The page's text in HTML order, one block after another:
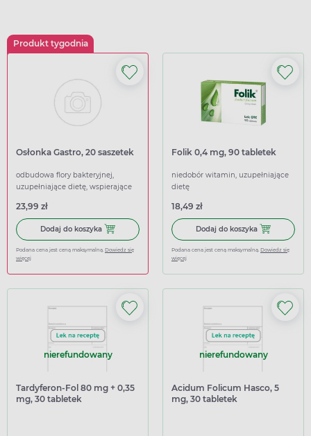
Produkt tygodnia
Osłonka Gastro, 20 saszetek
odbudowa flory bakteryjnej,
uzupełniające dietę, wspierające
23,99 zł
Dodaj do koszyka Dodaj do koszyka Osłonka Gastro, 20 saszetek
Podana cena jest ceną maksymalną. Dowiedz się
więcej
Folik 0,4 mg, 90 tabletek
niedobór witamin, uzupełniające
dietę
18,49 zł
Dodaj do koszyka Dodaj do
Podana cena jest ceną maksymalną. Dowiedz się
więcej
nierefundowany
Tardyferon-Fol 80 mg + 0,35
mg, 30 tabletek
nierefundowany
Acidum Folicum Hasco, 5
mg, 30 tabletek